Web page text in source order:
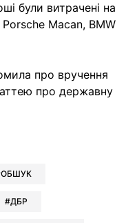
були витрачені на
Porsche Macan, BMW
про вручення
про державну
у Viber
у Whatsapp
у Messenger
у LinkedIn
ОБШУК
ДБР